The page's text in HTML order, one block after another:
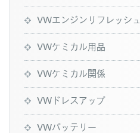
VWエンジンリフレッシュ
VWケミカル用品
VWケミカル関係
VWドレスアップ
VWバッテリー